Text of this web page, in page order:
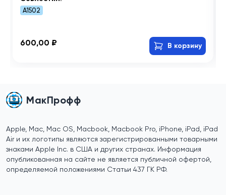
A1502
600,00 ₽ В корзину
МакПрофф
Apple, Mac, Mac OS, Macbook, Macbook Pro, iPhone, iPad, iPad
Air и их логотипы являются зарегистрированными товарными
знаками Apple Inc. в США и других странах. Информация
опубликованная на сайте не является публичной офертой,
определяемой положениями Статьи 437 ГК РФ.